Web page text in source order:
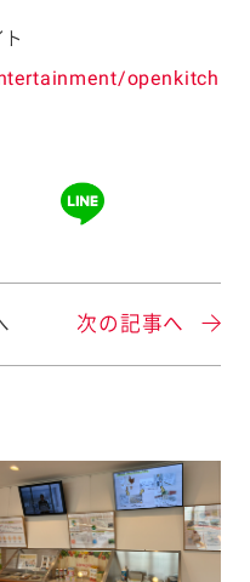
openkitch
次の記事へ